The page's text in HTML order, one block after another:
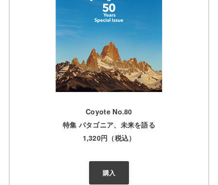
Coyote No.80
特集 パタゴニア、未来を語る
1,320円（税込）
購入